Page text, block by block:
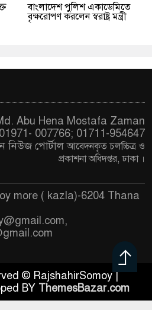
বাংলাদেশ পুলিশ একাডেমিতে
বৃক্ষরোপণ করলেন স্বরাষ্ট্র মন্ত্রী
Abu Hena Mostafa Zaman
007766; 01711-954647
নিউজ পোর্টালআবেদনকৃত চলচ্চিত্র ও
প্রকাশনা অধিদপ্তর, ঢাকা ।
more ( kazla)-6204 Thana
,
© RajshahirSomoy |
BY ThemesBazar.com